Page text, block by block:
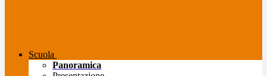
Scuola
Panoramica